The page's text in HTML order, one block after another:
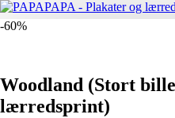
-60%
Woodland (Stort
lærredsprint)